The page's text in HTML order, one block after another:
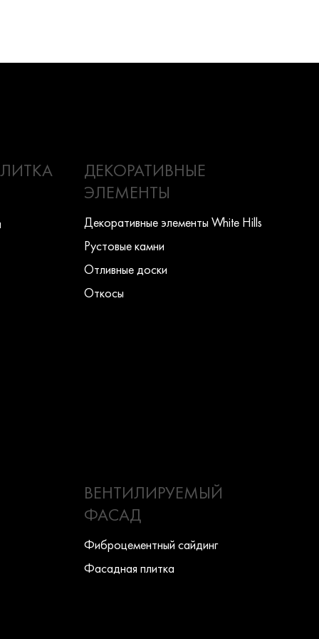
ДЕКОРАТИВНЫЕ
ЭЛЕМЕНТЫ
Декоративные элементы White Hills
Рустовые камни
Отливные доски
Откосы
ВЕНТИЛИРУЕМЫЙ
ФАСАД
Фиброцементный сайдинг
Фасадная плитка